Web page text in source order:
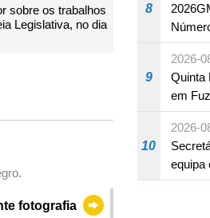
com dirigentes a nível de
públicos nas eleições para
fotografia
8
18
9
2026-
Quinta
em
10
2026-
equipa